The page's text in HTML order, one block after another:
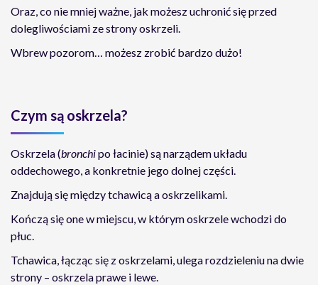
Oraz, co nie mniej ważne, jak możesz uchronić się przed
dolegliwościami ze strony oskrzeli.
Wbrew pozorom… możesz zrobić bardzo dużo!
Czym są oskrzela?
Oskrzela (bronchipo łacinie) są narządem układu
oddechowego, a konkretnie jego dolnej części.
Znajdują się między tchawicą a oskrzelikami.
Kończą się one w miejscu, w którym oskrzele wchodzi do
płuc.
Tchawica, łącząc się z oskrzelami, ulega rozdzieleniu na dwie
strony – oskrzela prawe i lewe.